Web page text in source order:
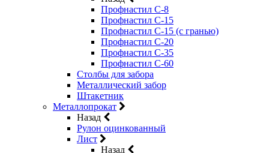
Профнастил С-8
Профнастил С-15
Профнастил С-15 (с гранью)
Профнастил С-20
Профнастил С-35
Профнастил С-60
Столбы для забора
Металлический забор
Штакетник
Металлопрокат
Назад
Рулон оцинкованный
Лист
Назад